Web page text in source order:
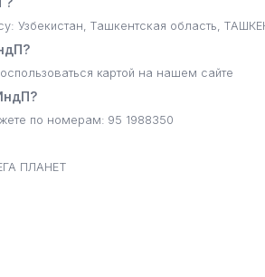
Узбекистан, Ташкентская область,
картой на нашем сайте
по номерам: 95 1988350
ПЛАНЕТ